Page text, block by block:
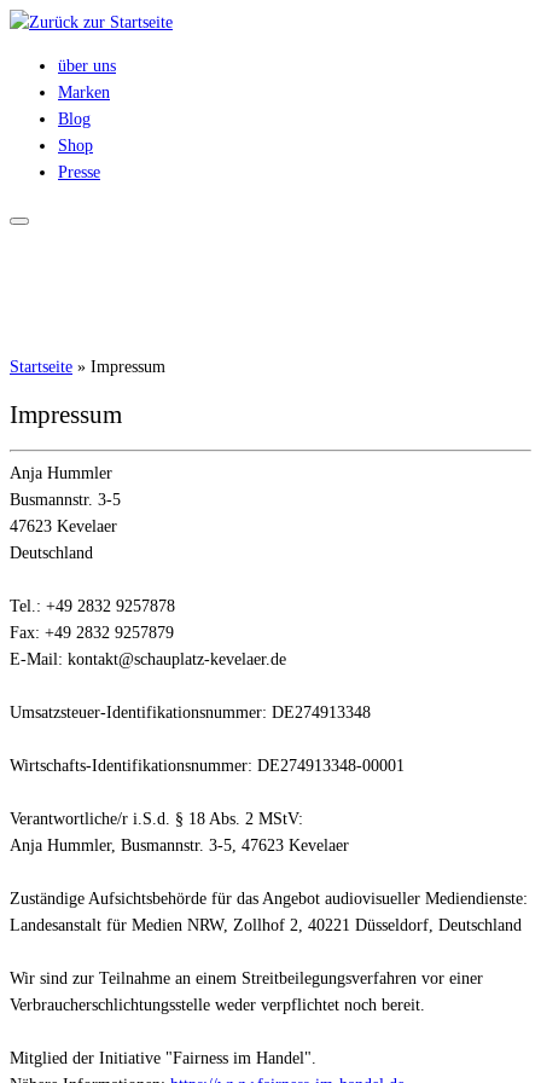
Zum
springenüber uns
Marken
Blog
Shop
Presse
Startseite » Impressum
Impressum
Anja Hummler
Busmannstr. 3-5
47623 Kevelaer
Deutschland
Tel.: +49 2832 9257878
Fax: +49 2832 9257879
E-Mail: kontakt@schauplatz-kevelaer.de
Umsatzsteuer-Identifikationsnummer: DE274913348
Wirtschafts-Identifikationsnummer: DE274913348-00001
Verantwortliche/r i.S.d. § 18 Abs. 2 MStV:
Anja Hummler, Busmannstr. 3-5, 47623 Kevelaer
Zuständige Aufsichtsbehörde für das Angebot audiovisueller Mediendienste:
Landesanstalt für Medien NRW, Zollhof 2, 40221 Düsseldorf, Deutschland
Wir sind zur Teilnahme an einem Streitbeilegungsverfahren vor einer
Verbraucherschlichtungsstelle weder verpflichtet noch bereit.
Mitglied der Initiative "Fairness im Handel".